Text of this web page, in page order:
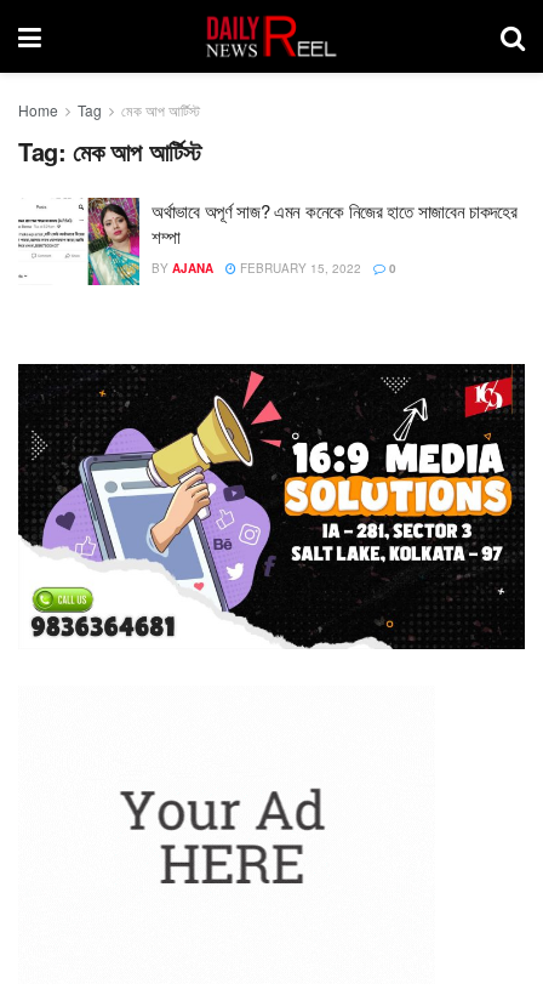
Home Tag মেক আপ আর্টিস্ট
Tag: মেক আপ আর্টিস্ট
অর্থাভাবে অপূর্ণ সাজ? এমন কনেকে নিজের হাতে সাজাবেন চাকদহের
শম্পা
BY AJANA FEBRUARY 15, 2022 0